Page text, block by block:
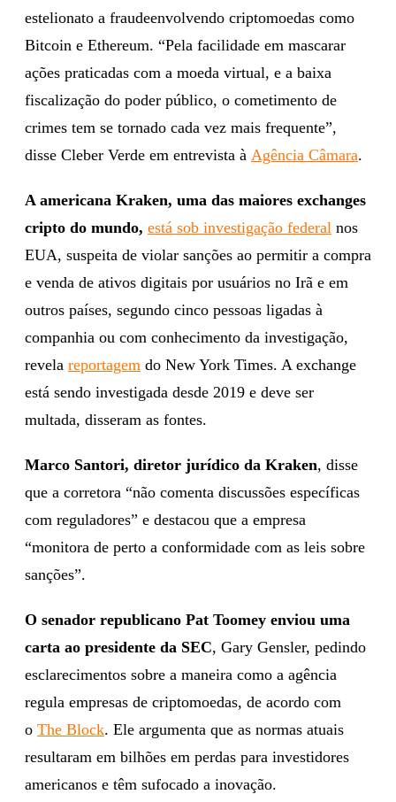
estelionato a fraudeenvolvendo criptomoedas como
Bitcoin e Ethereum. “Pela facilidade em mascarar
ações praticadas com a moeda virtual, e a baixa
fiscalização do poder público, o cometimento de
crimes tem se tornado cada vez mais frequente”,
disse Cleber Verde em entrevista à Agência Câmara.
A americana Kraken, uma das maiores exchanges
cripto do mundo, está sob investigação federal nos
EUA, suspeita de violar sanções ao permitir a compra
e venda de ativos digitais por usuários no Irã e em
outros países, segundo cinco pessoas ligadas à
companhia ou com conhecimento da investigação,
revela reportagem do New York Times. A exchange
está sendo investigada desde 2019 e deve ser
multada, disseram as fontes.
Marco Santori, diretor jurídico da Kraken, disse
que a corretora “não comenta discussões específicas
com reguladores” e destacou que a empresa
“monitora de perto a conformidade com as leis sobre
sanções”.
O senador republicano Pat Toomey enviou uma
carta ao presidente da SEC, Gary Gensler, pedindo
esclarecimentos sobre a maneira como a agência
regula empresas de criptomoedas, de acordo com
o The Block. Ele argumenta que as normas atuais
resultaram em bilhões em perdas para investidores
americanos e têm sufocado a inovação.